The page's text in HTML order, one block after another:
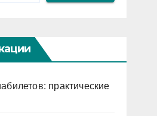
практические